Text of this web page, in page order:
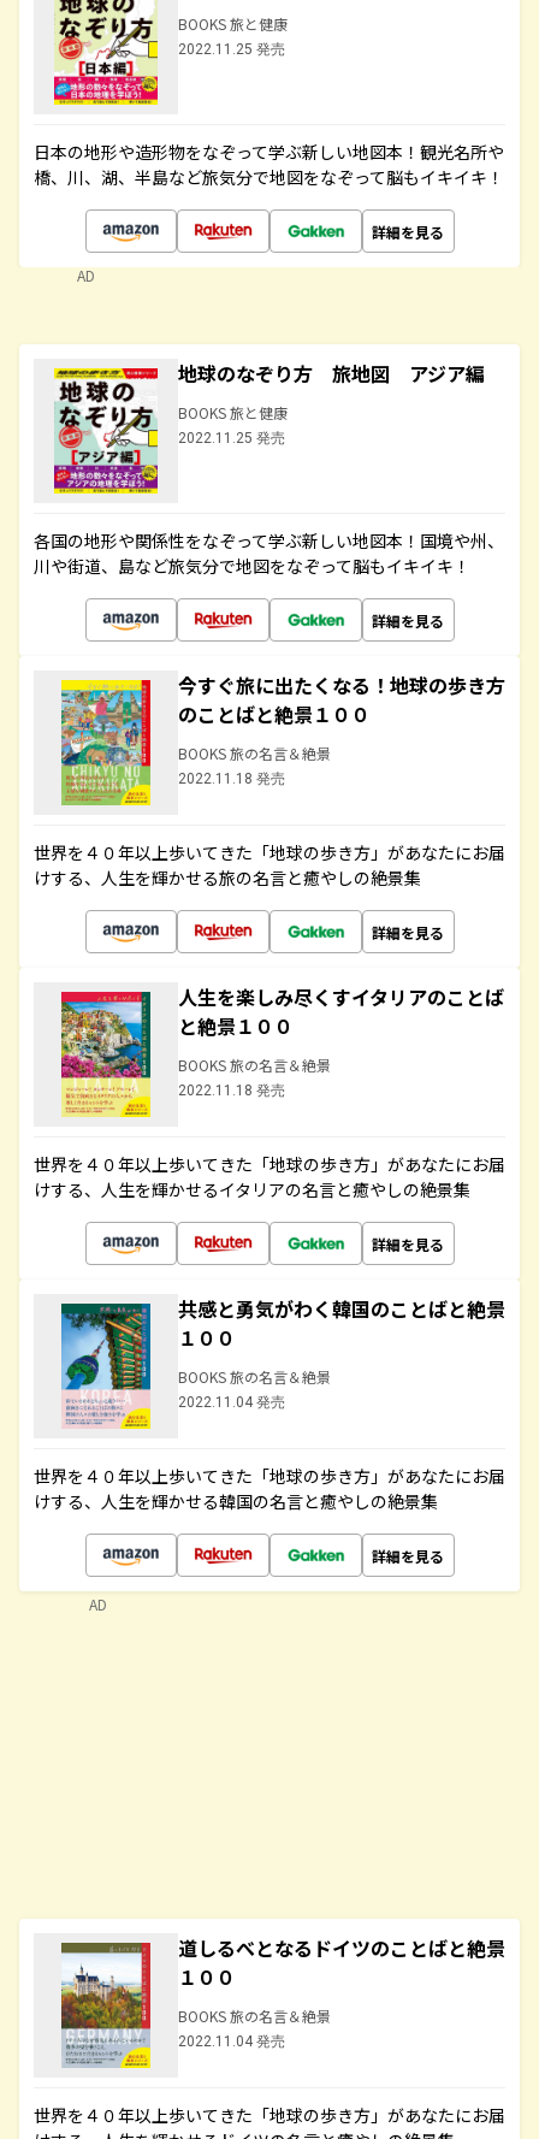
BOOKS 旅と健康
2022.11.25 発売
日本の地形や造形物をなぞって学ぶ新しい地図本！観光名所や
橋、川、湖、半島など旅気分で地図をなぞって脳もイキイキ！
詳細を見る
AD
地球のなぞり方 旅地図 アジア編
BOOKS 旅と健康
2022.11.25 発売
各国の地形や関係性をなぞって学ぶ新しい地図本！国境や州、
川や街道、島など旅気分で地図をなぞって脳もイキイキ！
詳細を見る
今すぐ旅に出たくなる！地球の歩き方
のことばと絶景１００
BOOKS 旅の名言＆絶景
2022.11.18 発売
世界を４０年以上歩いてきた「地球の歩き方」があなたにお届
けする、人生を輝かせる旅の名言と癒やしの絶景集
詳細を見る
人生を楽しみ尽くすイタリアのことば
と絶景１００
BOOKS 旅の名言＆絶景
2022.11.18 発売
世界を４０年以上歩いてきた「地球の歩き方」があなたにお届
けする、人生を輝かせるイタリアの名言と癒やしの絶景集
詳細を見る
共感と勇気がわく韓国のことばと絶景
１００
BOOKS 旅の名言＆絶景
2022.11.04 発売
世界を４０年以上歩いてきた「地球の歩き方」があなたにお届
けする、人生を輝かせる韓国の名言と癒やしの絶景集
詳細を見る
道しるべとなるドイツのことばと絶景
１００
BOOKS 旅の名言＆絶景
2022.11.04 発売
世界を４０年以上歩いてきた「地球の歩き方」があなたにお届
AD